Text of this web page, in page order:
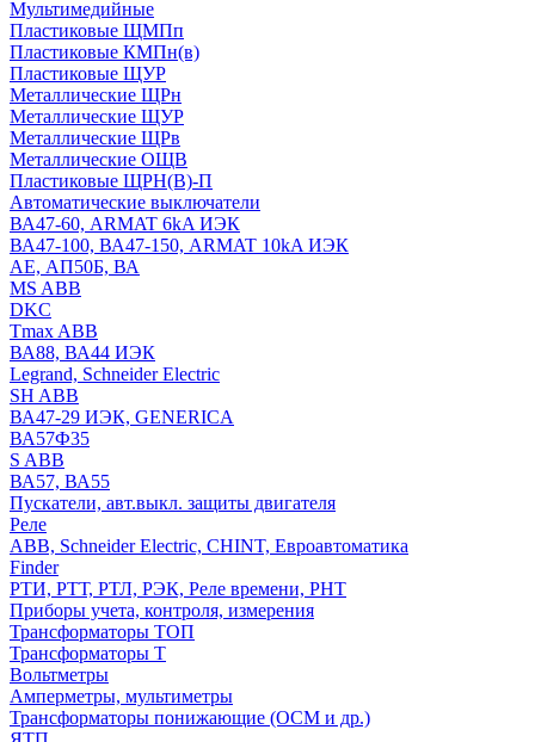
Мультимедийные
Пластиковые ЩМПп
Пластиковые КМПн(в)
Пластиковые ЩУР
Металлические ЩРн
Металлические ЩУР
Металлические ЩРв
Металлические ОЩВ
Пластиковые ЩРН(В)-П
Автоматические выключатели
ВА47-60, ARMAT 6kA ИЭК
ВА47-100, ВА47-150, ARMAT 10kA ИЭК
АЕ, АП50Б, ВА
MS ABB
DKC
Tmax ABB
ВА88, ВА44 ИЭК
Legrand, Schneider Electric
SH ABB
ВА47-29 ИЭК, GENERICA
ВА57Ф35
S ABB
ВА57, ВА55
Пускатели, авт.выкл. защиты двигателя
Реле
ABB, Schneider Electric, CHINT, Евроавтоматика
Finder
РТИ, РТТ, РТЛ, РЭК, Реле времени, РНТ
Приборы учета, контроля, измерения
Трансформаторы ТОП
Трансформаторы Т
Вольтметры
Амперметры, мультиметры
Трансформаторы понижающие (ОСМ и др.)